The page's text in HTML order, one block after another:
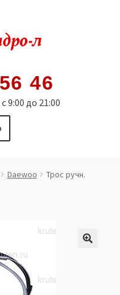
46
9:00 до 21:00
персональных
Daewoo
Трос ручн.